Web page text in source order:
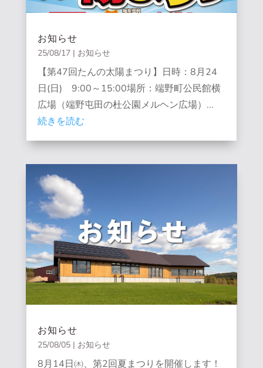
お知らせ
25/08/17| お知らせ
【第47回たんの太陽まつり】日時：8月24
日(日) 9:00～15:00場所：端野町公民館横
広場（端野屯田の杜公園メルヘン広場）...
続きを読む
お知らせ
25/08/05| お知らせ
8月14日㈭、第2回夏まつりを開催します！